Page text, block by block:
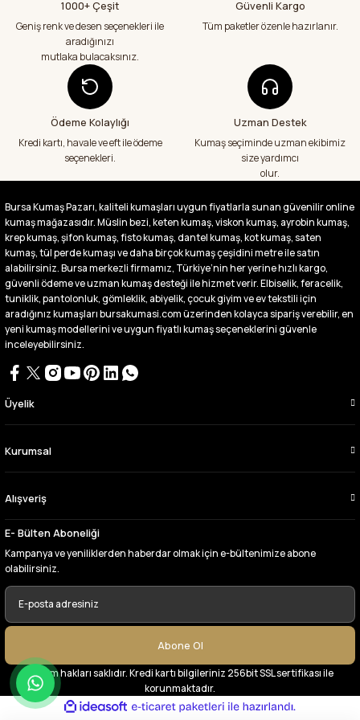
geçenlere teşekkür ediyorum
Abdurrahman Samsur | 24/07/2026
Aradığım kumaşçı artık hep buradan alış
veriş yapacağım in şa Allah çünkü 4 farklı
kumaş aldım hem ölçü olarak hem
görüntü,doku olarak çok memnun kaldım
emeği geçenlere teşekkür ediyorum
A... S... | 24/07/2026
büyük kolaylık emeği geçenlere teşekkür
ediyorum
Abdurrahman Samsur | 24/07/2026
Buradan ikinci alışverişim ikisinden de çok
memnun kaldım teşekkürler.
Büşra Singeç | 02/07/2026
Bursa kumaş pazarından defalarca kumaş
aldım videoda anlatılıp gosterildigi gibi
uygun fiyatlarından ve kalitesinden dolayı
tercih ettiğim kumaşçi
Çok memnun kaldım,teşekkürler
A... Y... | 13/06/2026
Deneyimini Paylaş
1000+ Çeşit
Geniş renk ve desen seçenekleri ile
aradığınızı
mutlaka bulacaksınız.
Güvenli Kargo
Tüm paketler özenle hazırlanır.
Ödeme Kolaylığı
Kredi kartı, havale ve eft ile ödeme
seçenekleri.
Uzman Destek
Kumaş seçiminde uzman ekibimiz
size yardımcı
olur.
Bursa Kumaş Pazarı, kaliteli kumaşları uygun fiyatlarla sunan güvenilir online
kumaş mağazasıdır. Müslin bezi, keten kumaş, viskon kumaş, ayrobin kumaş,
krep kumaş, şifon kumaş, fisto kumaş, dantel kumaş, kot kumaş, saten
kumaş, tül perde kumaşı ve daha birçok kumaş çeşidini metre ile satın
alabilirsiniz. Bursa merkezli firmamız, Türkiye’nin her yerine hızlı kargo,
güvenli ödeme ve uzman kumaş desteği ile hizmet verir. Elbiselik, feracelik,
tuniklik, pantolonluk, gömleklik, abiyelik, çocuk giyim ve ev tekstili için
aradığınız kumaşları bursakumasi.com üzerinden kolayca sipariş verebilir, en
yeni kumaş modellerini ve uygun fiyatlı kumaş seçeneklerini güvenle
inceleyebilirsiniz.
Üyelik
Kurumsal
Alışveriş
E- Bülten Aboneliği
Kampanya ve yeniliklerden haberdar olmak için e-bültenimize abone
olabilirsiniz.
Abone Ol
© Tüm hakları saklıdır. Kredi kartı bilgileriniz 256bit SSL sertifikası ile
korunmaktadır.
ideasoft
e-